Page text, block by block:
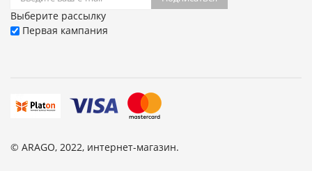
Выберите рассылку
Первая кампания
© ARAGO, 2022, интернет-магазин.